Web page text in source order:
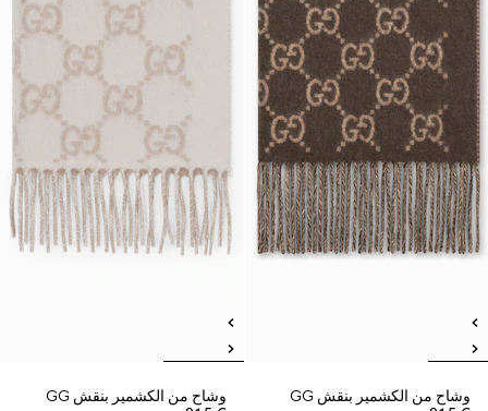
وشاح من الكشمير بنقش GG
وشاح من الكشمير بنقش GG